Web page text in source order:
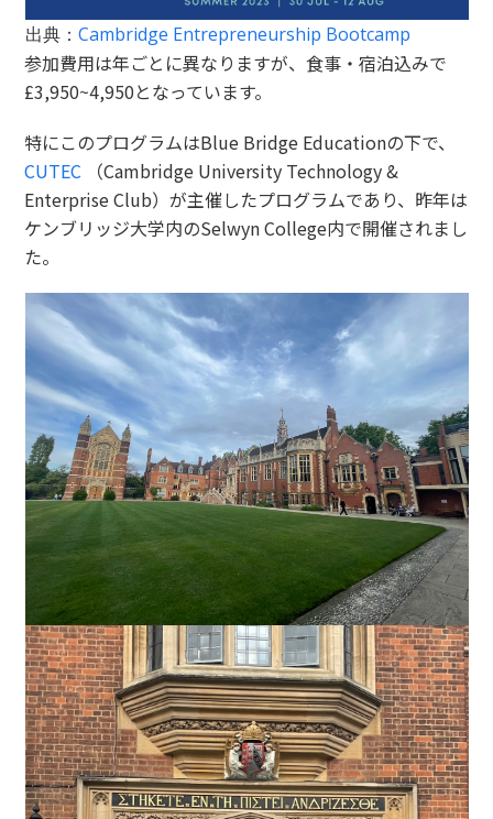
出典： Cambridge Entrepreneurship Bootcamp
参加費用は年ごとに異なりますが、食事・宿泊込みで
£3,950~4,950となっています。
特にこのプログラムはBlue Bridge Educationの下で、
CUTEC （Cambridge University Technology &
Enterprise Club）が主催したプログラムであり、昨年は
ケンブリッジ大学内のSelwyn College内で開催されまし
た。